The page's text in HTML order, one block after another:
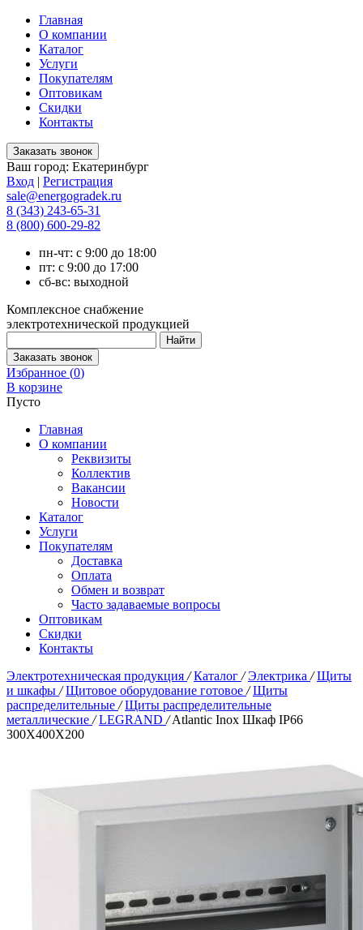
Главная
О компании
Каталог
Услуги
Покупателям
Оптовикам
Скидки
Контакты
Ваш город: Екатеринбург
Вход | Регистрация
sale@energogradek.ru
8 (343) 243-65-31
8 (800) 600-29-82
пн-чт: с 9:00 до 18:00
пт: с 9:00 до 17:00
сб-вс: выходной
Комплексное снабжение
электротехнической продукцией
Избранное (0)
В корзине
Пусто
Главная
О компании
Реквизиты
Коллектив
Вакансии
Новости
Каталог
Услуги
Покупателям
Доставка
Оплата
Обмен и возврат
Часто задаваемые вопросы
Оптовикам
Скидки
Контакты
Электротехническая продукция / Каталог / Электрика / Щиты
и шкафы / Щитовое оборудование готовое / Щиты
распределительные / Щиты распределительные
металлические / LEGRAND / Atlantic Inox Шкаф IP66
300X400X200